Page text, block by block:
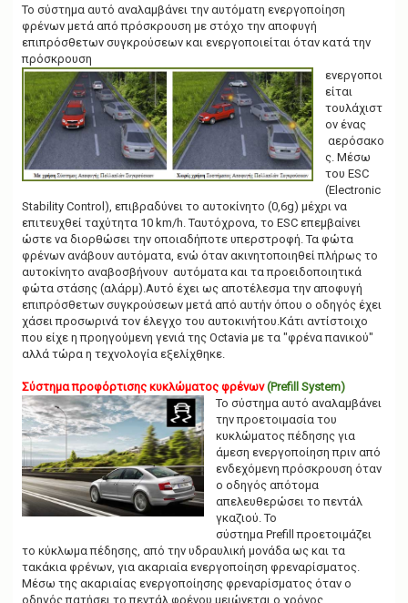
Το σύστημα αυτό αναλαμβάνει την αυτόματη ενεργοποίηση
φρένων μετά από πρόσκρουση με στόχο την αποφυγή
επιπρόσθετων συγκρούσεων και ενεργοποιείται όταν κατά την
πρόσκρουση
ενεργοποι
είται
τουλάχιστ
ον ένας
αερόσακο
ς. Μέσω
του ESC
(Electronic
Stability Control), επιβραδύνει το αυτοκίνητο (0,6g) μέχρι να
επιτευχθεί ταχύτητα 10 km/h. Ταυτόχρονα, το ESC επεμβαίνει
ώστε να διορθώσει την οποιαδήποτε υπερστροφή. Τα φώτα
φρένων ανάβουν αυτόματα, ενώ όταν ακινητοποιηθεί πλήρως το
αυτοκίνητο αναβοσβήνουν αυτόματα και τα προειδοποιητικά
φώτα στάσης (αλάρμ).Αυτό έχει ως αποτέλεσμα την αποφυγή
επιπρόσθετων συγκρούσεων μετά από αυτήν όπου ο οδηγός έχει
χάσει προσωρινά τον έλεγχο του αυτοκινήτου.Κάτι αντίστοιχο
που είχε η προηγούμενη γενιά της Octavia με τα "φρένα πανικού"
αλλά τώρα η τεχνολογία εξελίχθηκε.
Σύστημα προφόρτισης κυκλώματος φρένων (Prefill System)
Το σύστημα αυτό αναλαμβάνει
την προετοιμασία του
κυκλώματος πέδησης για
άμεση ενεργοποίηση πριν από
ενδεχόμενη πρόσκρουση όταν
ο οδηγός απότομα
απελευθερώσει το πεντάλ
γκαζιού. Το
σύστημα Prefill προετοιμάζει
το κύκλωμα πέδησης, από την υδραυλική μονάδα ως και τα
τακάκια φρένων, για ακαριαία ενεργοποίηση φρεναρίσματος.
Μέσω της ακαριαίας ενεργοποίησης φρεναρίσματος όταν ο
οδηγός πατήσει το πεντάλ φρένου μειώνεται ο χρόνος